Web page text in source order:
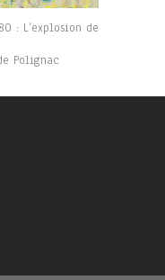
: L’explosion de
Polignac